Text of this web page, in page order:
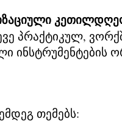
პრაქტიკულ,
ინსტრუმენტების
თემებს: